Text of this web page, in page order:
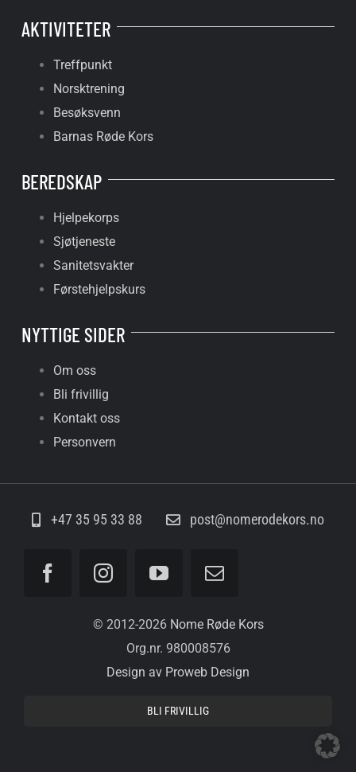
AKTIVITETER
Treffpunkt
Norsktrening
Besøksvenn
Barnas Røde Kors
BEREDSKAP
Hjelpekorps
Sjøtjeneste
Sanitetsvakter
Førstehjelpskurs
NYTTIGE SIDER
Om oss
Bli frivillig
Kontakt oss
Personvern
+47 35 95 33 88 post@nomerodekors.no
© 2012-2026 Nome Røde Kors
Org.nr. 980008576
Design av Proweb Design
BLI FRIVILLIG